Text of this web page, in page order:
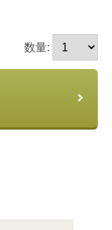
数量: